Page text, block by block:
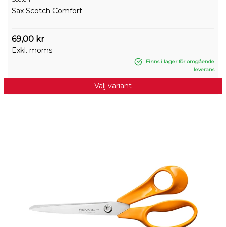
Sax Scotch Comfort
69,00 kr
Exkl. moms
Finns i lager för omgående
leverans
Välj variant